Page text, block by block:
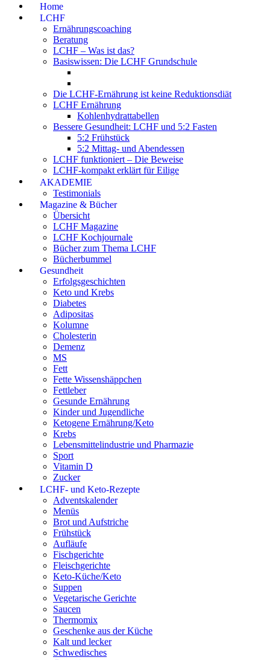
Home
LCHF
Ernährungscoaching
Beratung
LCHF – Was ist das?
Basiswissen: Die LCHF Grundschule
Die LCHF-Ernährung ist keine Reduktionsdiät
LCHF Ernährung
Kohlenhydrattabellen
Bessere Gesundheit: LCHF und 5:2 Fasten
5:2 Frühstück
5:2 Mittag- und Abendessen
LCHF funktioniert – Die Beweise
LCHF-kompakt erklärt für Eilige
AKADEMIE
Testimonials
Magazine & Bücher
Übersicht
LCHF Magazine
LCHF Kochjournale
Bücher zum Thema LCHF
Bücherbummel
Gesundheit
Erfolgsgeschichten
Keto und Krebs
Diabetes
Adipositas
Kolumne
Cholesterin
Demenz
MS
Fett
Fette Wissenshäppchen
Fettleber
Gesunde Ernährung
Kinder und Jugendliche
Ketogene Ernährung/Keto
Krebs
Lebensmittelindustrie und Pharmazie
Sport
Vitamin D
Zucker
LCHF- und Keto-Rezepte
Adventskalender
Menüs
Brot und Aufstriche
Frühstück
Aufläufe
Fischgerichte
Fleischgerichte
Keto-Küche/Keto
Suppen
Vegetarische Gerichte
Saucen
Thermomix
Geschenke aus der Küche
Kalt und lecker
Schwedisches